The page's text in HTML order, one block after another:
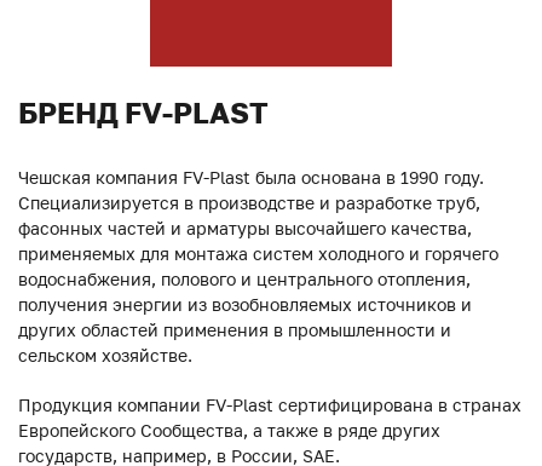
БРЕНД FV-PLAST
Чешская компания FV-Plast была основана в 1990 году.
Специализируется в производстве и разработке труб,
фасонных частей и арматуры высочайшего качества,
применяемых для монтажа систем холодного и горячего
водоснабжения, полового и центрального отопления,
получения энергии из возобновляемых источников и
других областей применения в промышленности и
сельском хозяйстве.
Продукция компании FV-Plast сертифицирована в странах
Европейского Сообщества, а также в ряде других
государств, например, в России, SAE.